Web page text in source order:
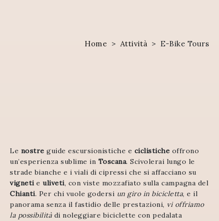
Home > Attività > E-Bike Tours
Le nostre guide escursionistiche e ciclistiche offrono
un’esperienza sublime in Toscana. Scivolerai lungo le
strade bianche e i viali di cipressi che si affacciano su
vignetie uliveti, con viste mozzafiato sulla campagna del
Chianti. Per chi vuole godersi un giro in bicicletta, e il
panorama senza il fastidio delle prestazioni, vi offriamo
la possibilitàdi noleggiare biciclette con pedalata